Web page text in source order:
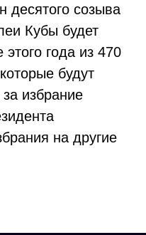
десятого созыва
Кубы будет
года из 470
будут
за избрание
на другие